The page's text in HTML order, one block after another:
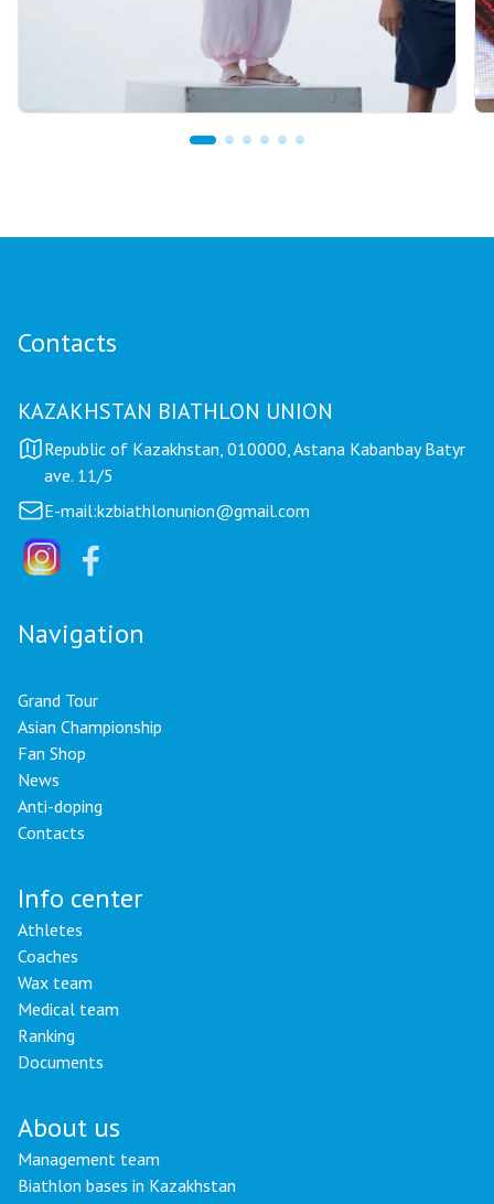
Contacts
KAZAKHSTAN BIATHLON UNION
Republic of Kazakhstan, 010000, Astana Kabanbay Batyr
ave. 11/5
E-mail:kzbiathlonunion@gmail.com
Navigation
Grand Tour
Asian Championship
Fan Shop
News
Anti-doping
Contacts
Info center
Athletes
Coaches
Wax team
Medical team
Ranking
Documents
About us
Management team
Biathlon bases in Kazakhstan